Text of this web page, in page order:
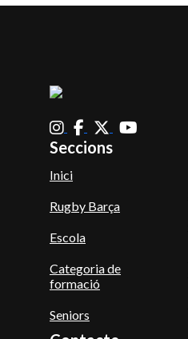
Seccions
Inici
Rugby Barça
Escola
Categoria de
formació
Seniors